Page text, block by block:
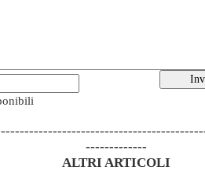
-------------
ALTRI ARTICOLI